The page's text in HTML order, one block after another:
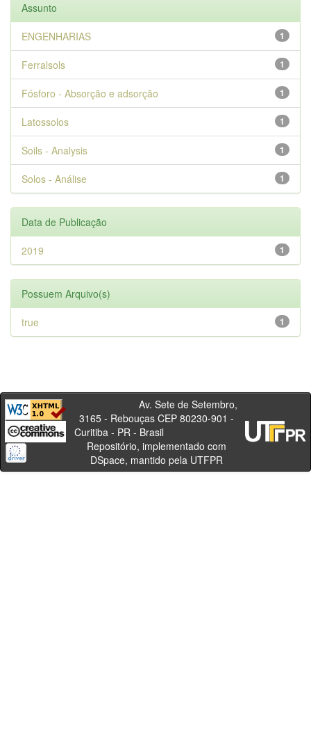
Assunto
1
ENGENHARIAS
1
Ferralsols
1
Fósforo - Absorção e adsorção
1
Latossolos
1
Soils - Analysis
1
Solos - Análise
Data de Publicação
1
2019
Possuem Arquivo(s)
1
true
Av. Sete de Setembro,
3165 - Rebouças CEP 80230-901 -
Curitiba - PR - Brasil
Repositório, implementado com
DSpace, mantido pela UTFPR